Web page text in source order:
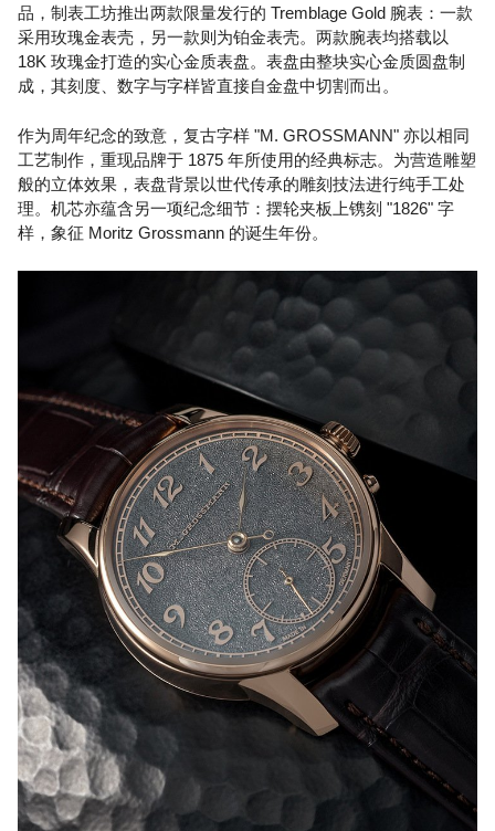
品，制表工坊推出两款限量发行的 Tremblage Gold 腕表：一款
采用玫瑰金表壳，另一款则为铂金表壳。两款腕表均搭载以
18K 玫瑰金打造的实心金质表盘。表盘由整块实心金质圆盘制
成，其刻度、数字与字样皆直接自金盘中切割而出。
作为周年纪念的致意，复古字样 "M. GROSSMANN" 亦以相同
工艺制作，重现品牌于 1875 年所使用的经典标志。为营造雕塑
般的立体效果，表盘背景以世代传承的雕刻技法进行纯手工处
理。机芯亦蕴含另一项纪念细节：摆轮夹板上镌刻 "1826" 字
样，象征 Moritz Grossmann 的诞生年份。